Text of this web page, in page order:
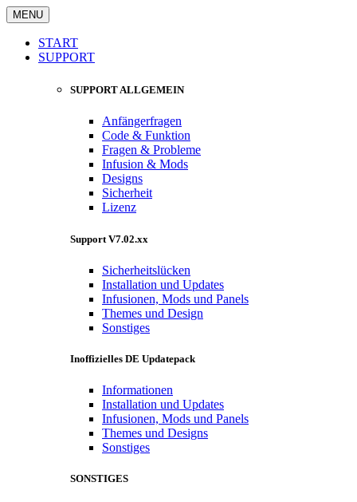
MENU
START
SUPPORT
SUPPORT ALLGEMEIN
Anfängerfragen
Code & Funktion
Fragen & Probleme
Infusion & Mods
Designs
Sicherheit
Lizenz
Support V7.02.xx
Sicherheitslücken
Installation und Updates
Infusionen, Mods und Panels
Themes und Design
Sonstiges
Inoffizielles DE Updatepack
Informationen
Installation und Updates
Infusionen, Mods und Panels
Themes und Designs
Sonstiges
SONSTIGES